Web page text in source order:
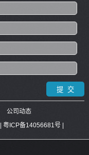
公司动态
粤ICP备14056681号|